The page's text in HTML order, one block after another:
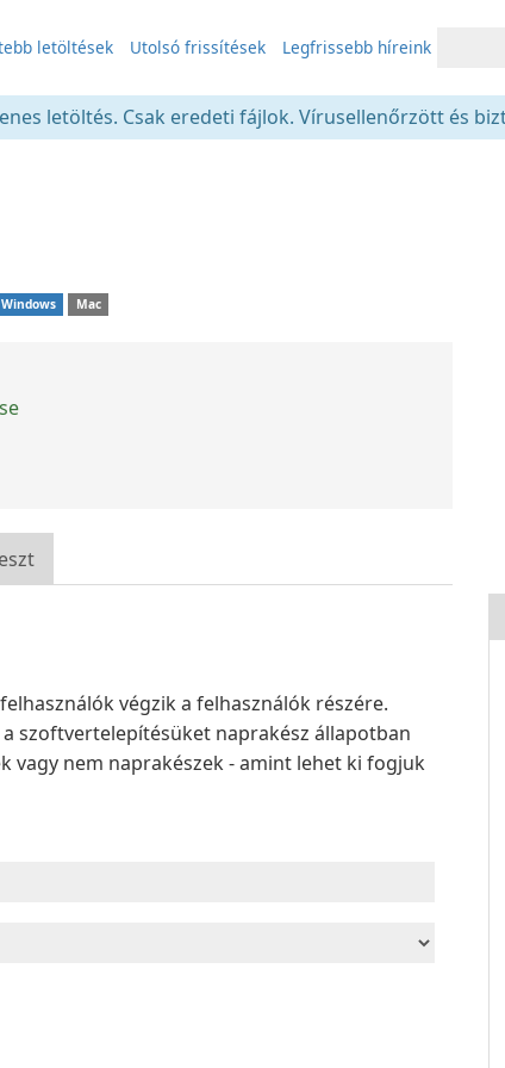
letöltések Utolsó frissítések Legfrissebb híreink
letöltés. Csak eredeti fájlok. Vírusellenőrzött és
Windows Mac
végzik a felhasználók részére.
szoftvertelepítésüket naprakész állapotban
vagy nem naprakészek - amint lehet ki fogjuk